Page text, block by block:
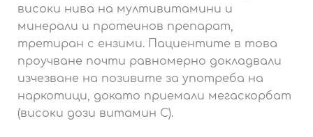
високи нива на мултивитамини и
минерали и протеинов препарат,
третиран с ензими. Пациентите в това
проучване почти равномерно докладвали
изчезване на позивите за употреба на
наркотици, докато приемали мегаскорбат
(високи дози витамин С).